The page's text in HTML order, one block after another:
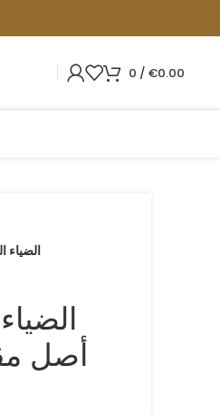
0 / €0.00
الضياء
أصل